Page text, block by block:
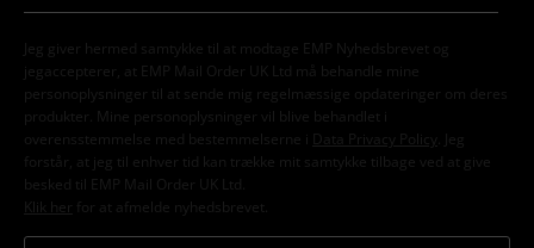
Jeg giver hermed samtykke til at modtage EMP Nyhedsbrevet og
jegaccepterer, at EMP Mail Order UK Ltd må behandle mine
personoplysninger til at sende mig regelmæssige opdateringer om deres
produkter. Mine personoplysninger vil blive behandlet i
overensstemmelse med bestemmelserne i
Data Privacy Policy
. Jeg
forstår, at jeg til enhver tid kan trække mit samtykke tilbage ved at give
besked til EMP Mail Order UK Ltd.
Klik her
for at afmelde nyhedsbrevet.